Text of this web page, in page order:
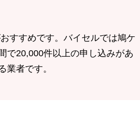
すすめです。バイセルでは鳩ケ
で20,000件以上の申し込みがあ
業者です。